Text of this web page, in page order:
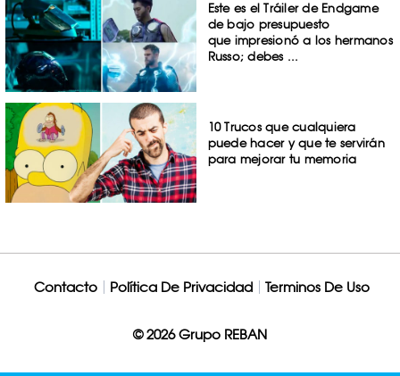
Este es el Tráiler de Endgame
de bajo presupuesto
que impresionó a los hermanos
Russo; debes ...
10 Trucos que cualquiera
puede hacer y que te servirán
para mejorar tu memoria
Contacto Política De Privacidad Terminos De Uso
© 2026 Grupo REBAN